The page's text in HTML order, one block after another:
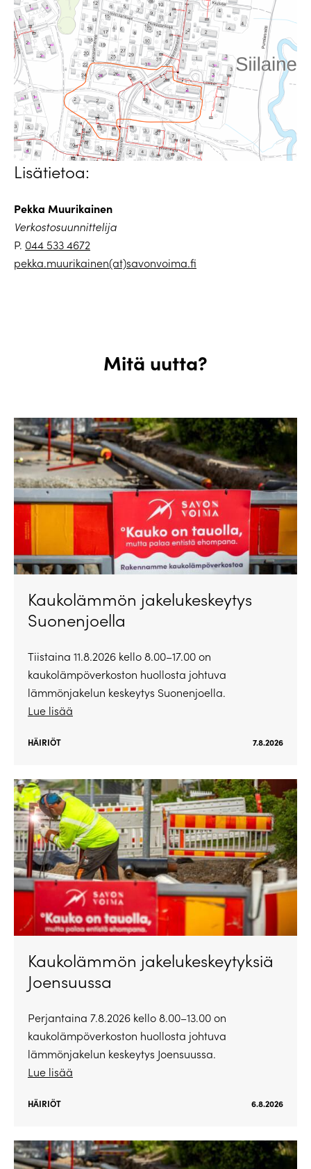
Lisätietoa:
Pekka Muurikainen
Verkostosuunnittelija
P. 044 533 4672
pekka.muurikainen(at)savonvoima.fi
Mitä uutta?
Kaukolämmön jakelukeskeytys
Suonenjoella
Tiistaina 11.8.2026 kello 8.00–17.00 on
kaukolämpöverkoston huollosta johtuva
lämmönjakelun keskeytys Suonenjoella.
Lue lisää
HÄIRIÖT 7.8.2026
Kaukolämmön jakelukeskeytyksiä
Joensuussa
Perjantaina 7.8.2026 kello 8.00–13.00 on
kaukolämpöverkoston huollosta johtuva
lämmönjakelun keskeytys Joensuussa.
Lue lisää
HÄIRIÖT 6.8.2026